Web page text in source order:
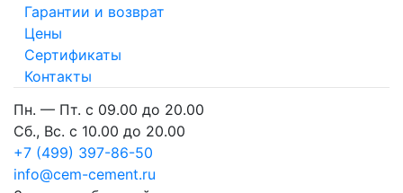
Гарантии и возврат
Цены
Сертификаты
Контакты
Пн. — Пт. с 09.00 до 20.00
Сб., Вс. с 10.00 до 20.00
+7 (499) 397-86-50
info@cem-cement.ru